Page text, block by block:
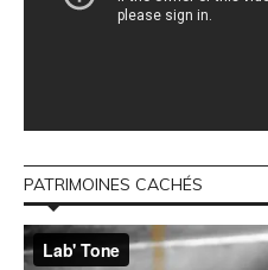
PATRIMOINES CACHÉS